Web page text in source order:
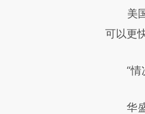
美国
可以更
“情况
华盛